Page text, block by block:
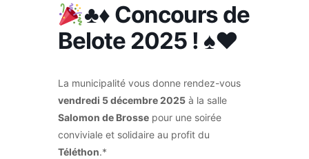
♣️♦️Concours de
Belote 2025 ! ♠️♥️
La municipalité vous donne rendez-vous
vendredi 5 décembre 2025 à la salle
Salomon de Brosse pour une soirée
conviviale et solidaire au profit du
Téléthon.*